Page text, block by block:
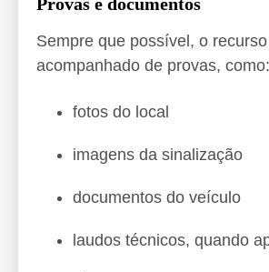
Sempre que possível, o
acompanhado de provas, como:
fotos do local
imagens da sinalização
documentos do veículo
laudos técnicos, quando